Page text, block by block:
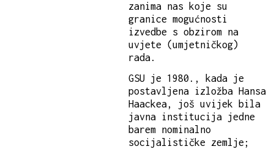
zanima nas koje su
granice mogućnosti
izvedbe s obzirom na
uvjete (umjetničkog)
rada.
GSU je 1980., kada je
postavljena izložba Hansa
Haackea, još uvijek bila
javna institucija jedne
barem nominalno
socijalističke zemlje;